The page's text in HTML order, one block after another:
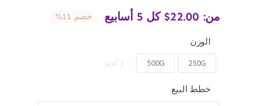
من: $22.00 كل 5 أسابيع خصم 11%
الوزن
250G
500G 1 كجم
خطط البيع